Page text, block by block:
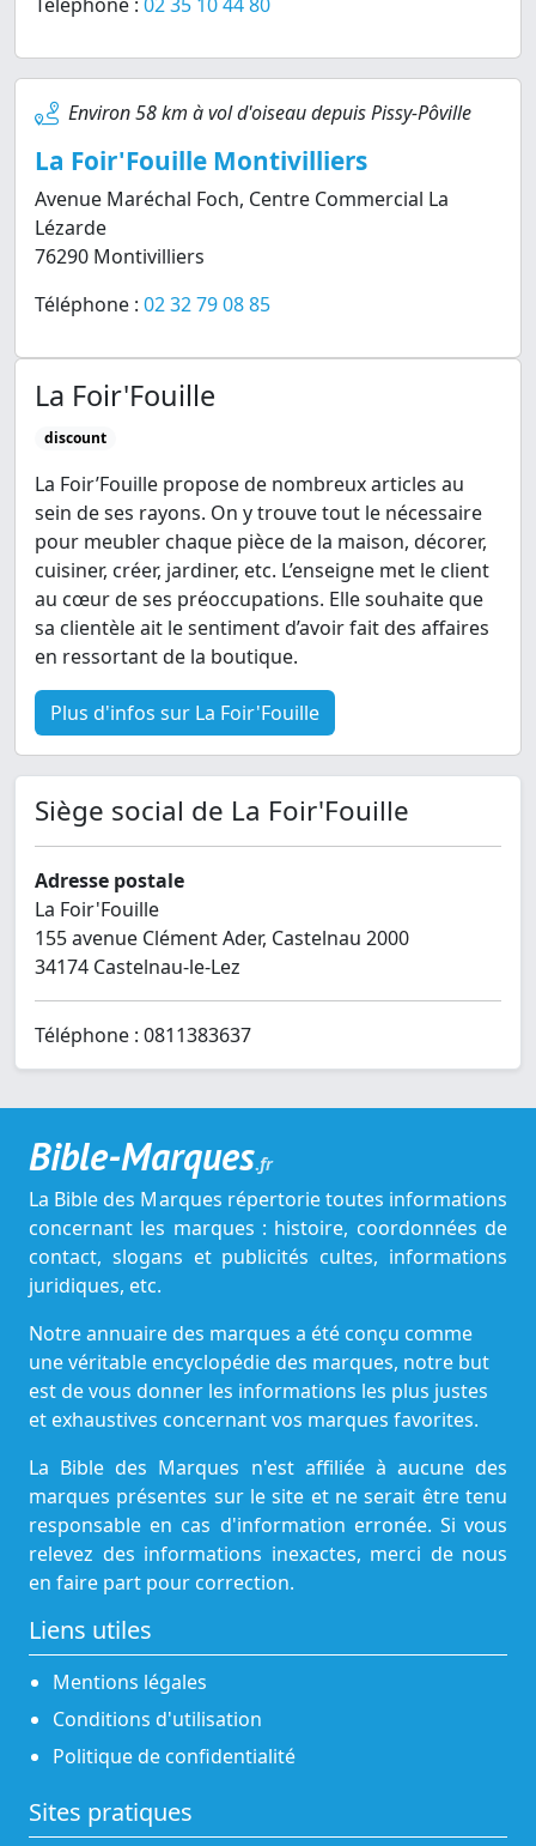
Environ 58 km à vol d'oiseau depuis Pissy-Pôville
La Foir'Fouille Montivilliers
Avenue Maréchal Foch, Centre Commercial La
Lézarde
76290 Montivilliers
Téléphone : 02 32 79 08 85
La Foir'Fouille
discount
La Foir’Fouille propose de nombreux articles au
sein de ses rayons. On y trouve tout le nécessaire
pour meubler chaque pièce de la maison, décorer,
cuisiner, créer, jardiner, etc. L’enseigne met le client
au cœur de ses préoccupations. Elle souhaite que
sa clientèle ait le sentiment d’avoir fait des affaires
en ressortant de la boutique.
Plus d'infos sur La Foir'Fouille
Siège social de La Foir'Fouille
Adresse postale
La Foir'Fouille
155 avenue Clément Ader, Castelnau 2000
34174 Castelnau-le-Lez
Téléphone : 0811383637
Bible-Marques.fr
La Bible des Marques répertorie toutes informations
concernant les marques : histoire, coordonnées de
contact, slogans et publicités cultes, informations
juridiques, etc.
Notre annuaire des marques a été conçu comme
une véritable encyclopédie des marques, notre but
est de vous donner les informations les plus justes
et exhaustives concernant vos marques favorites.
La Bible des Marques n'est affiliée à aucune des
marques présentes sur le site et ne serait être tenu
responsable en cas d'information erronée. Si vous
relevez des informations inexactes, merci de nous
en faire part pour correction.
Liens utiles
Mentions légales
Conditions d'utilisation
Politique de confidentialité
Sites pratiques